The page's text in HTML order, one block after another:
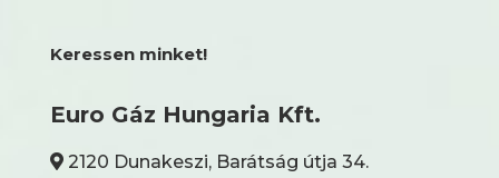
Keressen minket!
Euro Gáz Hungaria Kft.
2120 Dunakeszi, Barátság útja 34.